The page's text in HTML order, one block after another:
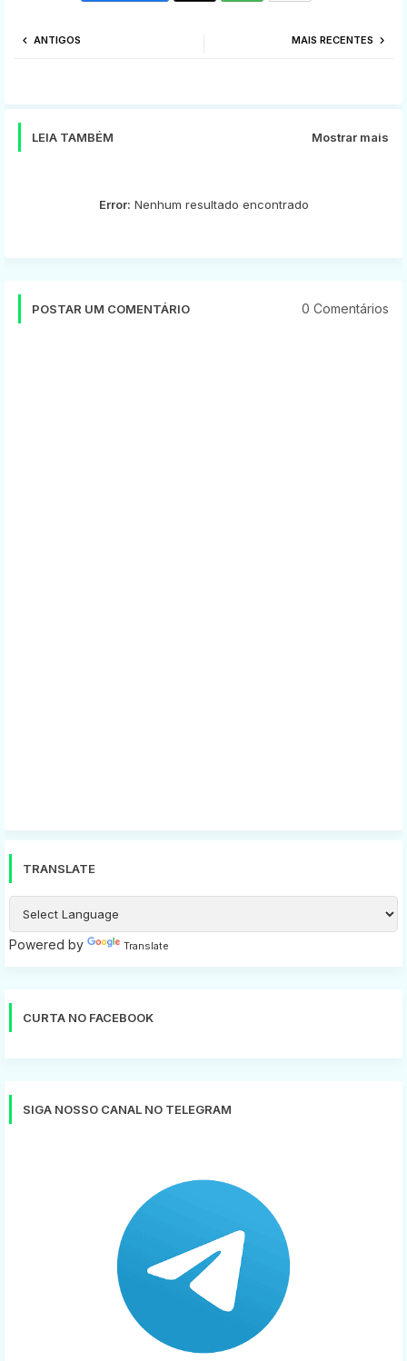
MAIS RECENTES
ANTIGOS
LEIA TAMBÉM Mostrar mais
Error: Nenhum resultado encontrado
POSTAR UM COMENTÁRIO 0 Comentários
TRANSLATE
Powered by Translate
CURTA NO FACEBOOK
SIGA NOSSO CANAL NO TELEGRAM